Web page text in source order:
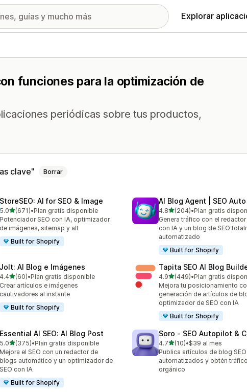
Explorar
funciones para la optimización de
periódicas sobre tus productos,
clave Borrar
StoreSEO: AI for SEO & Image
5.0de 5 estrellas
(671)
reseñas en total
•Plan gratis disponible
Potenciador SEO con IA, optimizador
de imágenes, sitemap y alt
Built for Shopify
AI Blog Agent | SEO
4.8de 5 estrellas
(204)
204 reseñas en total
•Plan gratis
Genera tráfico con el
con IA y un blog de SEO
automatizado
Built for Shopify
Jolt: AI Blog e Imágenes
4.4de 5 estrellas
(60)
60 reseñas en total
•Plan gratis disponible
Crear artículos e imágenes
cautivadores al instante
Built for Shopify
Tapita SEO AI Blog
4.9de 5 estrellas
(449)
449 reseñas en total
•Plan gratis
Mejora tu posicionamiento
generación de artículos de
optimizador de SEO con IA
Built for Shopify
Essential AI SEO: AI Blog Post
5.0de 5 estrellas
(375)
375 reseñas en total
•Plan gratis disponible
Mejora el SEO con un redactor de
blogs automático y un optimizador de
SEO con IA
Built for Shopify
Soro ‑ SEO Autopilot &
4.7de 5 estrellas
(10)
10 reseñas en total
•$39 al mes
Publica artículos de blog SEO
automatizados y obtén tráfico
orgánico